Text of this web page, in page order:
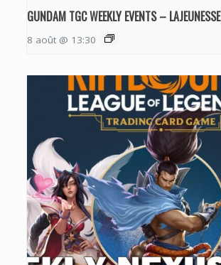
GUNDAM TGC WEEKLY EVENTS – LAJEUNESSE
8 août @ 13:30